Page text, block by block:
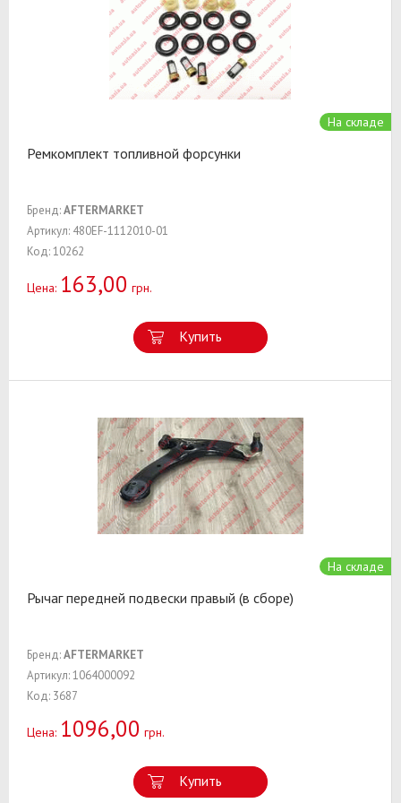
На складе
Ремкомплект топливной форсунки
Бренд:AFTERMARKET
Артикул: 480EF-1112010-01
Код: 10262
Цена: 163,00 грн.
Купить
На складе
Рычаг передней подвески правый (в сборе)
Бренд:AFTERMARKET
Артикул: 1064000092
Код: 3687
Цена: 1096,00 грн.
Купить